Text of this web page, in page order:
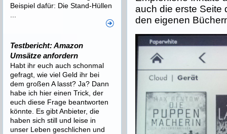
auch die erste Seite
den eigenen
Beispiel dafür: Die Stand-Hüllen
Testbericht: Amazon
Umsätze anfordern
Habt ihr euch auch schonmal
gefragt, wie viel Geld ihr bei
dem großen A lasst? Ja? Dann
habe ich hier einen Trick, der
euch diese Frage beantworten
könnte. Es gibt Anbieter, die
haben sich still und leise in
unser Leben geschlichen und